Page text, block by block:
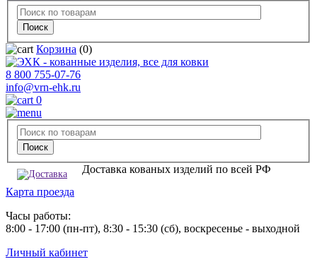
Корзина (0)
8 800 755-07-76
info@vrn-ehk.ru
0
Доставка кованых изделий по всей РФ
Карта проезда
Часы работы:
8:00 - 17:00 (пн-пт), 8:30 - 15:30 (сб), воскресенье - выходной
Личный кабинет